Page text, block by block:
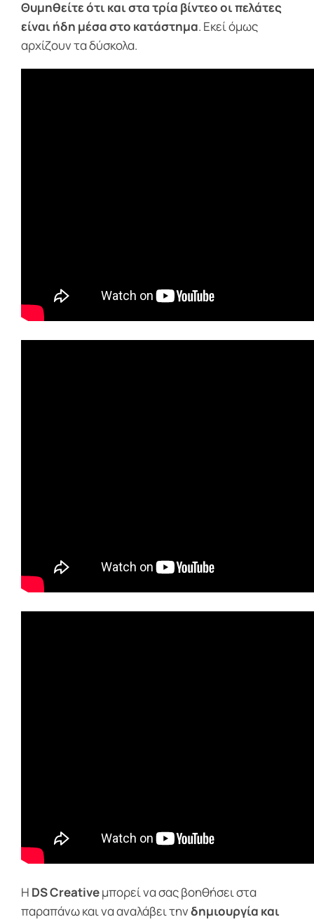
Θυμηθείτε ότι και στα τρία βίντεο οι πελάτες
είναι ήδη μέσα στο κατάστημα. Εκεί όμως
αρχίζουν τα δύσκολα.
Η DS Creativeμπορεί να σας βοηθήσει στα
παραπάνω και να αναλάβει τηνδημιουργία και